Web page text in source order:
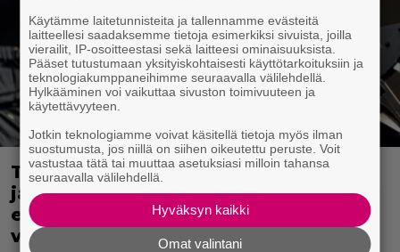
Tänään tv:ssä: Kotimaisen komedian
jatko-osa on parempi kuin
ensimmäinen – Painavaa katsottavaa
vuodelta 2024
Käytämme laitetunnisteita ja tallennamme evästeitä
laitteellesi saadaksemme tietoja esimerkiksi sivuista, joilla
vierailit, IP-osoitteestasi sekä laitteesi ominaisuuksista.
Pääset tutustumaan yksityiskohtaisesti käyttötarkoituksiin ja
teknologiakumppaneihimme seuraavalla välilehdellä.
Hylkääminen voi vaikuttaa sivuston toimivuuteen ja
käytettävyyteen.
Jotkin teknologiamme voivat käsitellä tietoja myös ilman
suostumusta, jos niillä on siihen oikeutettu peruste. Voit
vastustaa tätä tai muuttaa asetuksiasi milloin tahansa
seuraavalla välilehdellä.
Hyväksyn kaikki
Omat valintani